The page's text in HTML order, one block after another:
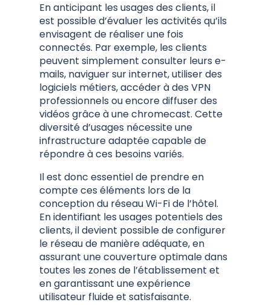
En anticipant les usages des clients, il
est possible d’évaluer les activités qu’ils
envisagent de réaliser une fois
connectés. Par exemple, les clients
peuvent simplement consulter leurs e-
mails, naviguer sur internet, utiliser des
logiciels métiers, accéder à des VPN
professionnels ou encore diffuser des
vidéos grâce à une chromecast. Cette
diversité d’usages nécessite une
infrastructure adaptée capable de
répondre à ces besoins variés.
Il est donc essentiel de prendre en
compte ces éléments lors de la
conception du réseau Wi-Fi de l’hôtel.
En identifiant les usages potentiels des
clients, il devient possible de configurer
le réseau de manière adéquate, en
assurant une couverture optimale dans
toutes les zones de l’établissement et
en garantissant une expérience
utilisateur fluide et satisfaisante.